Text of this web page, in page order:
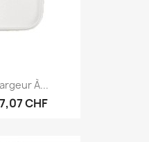
À...
CHF